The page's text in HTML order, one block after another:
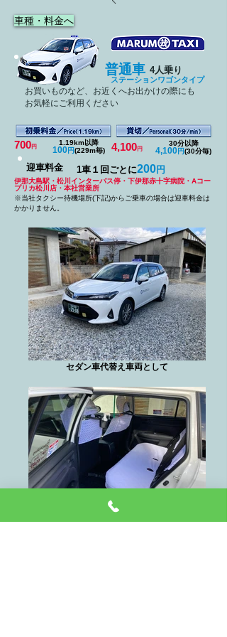
車種・料金へ
普通車 4人乗り
ステーションワゴンタイプ
お買いものなど、お近くへお出かけの際にも
お気軽にご利用ください
700円 4,100円
1.19km以降
100円(229m毎)
30分以降
4,100円(30分毎)
迎車料金 1車１回ごとに200円
伊那大島駅・松川インターバス停・下伊那赤十字病院・Aコー
プリカ松川店・本社営業所
※当社タクシー待機場所(下記)からご乗車の場合は迎車料金は
かかりません。
セダン車代替え車両として